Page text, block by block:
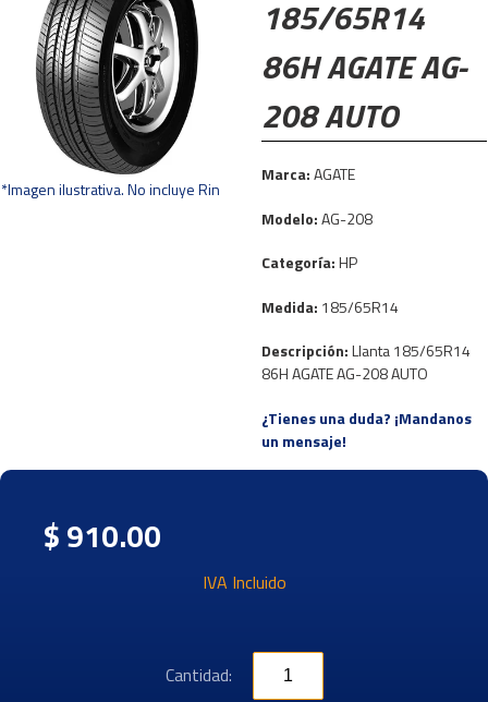
*Imagen ilustrativa. No incluye Rin
185/65R14
86H AGATE AG-
208 AUTO
Marca:AGATE
Modelo:AG-208
Categoría:HP
Medida: 185/65R14
Descripción:Llanta 185/65R14
86H AGATE AG-208 AUTO
¿Tienes una duda? ¡Mandanos
un mensaje!
$ 910.00
IVA Incluido
Cantidad: